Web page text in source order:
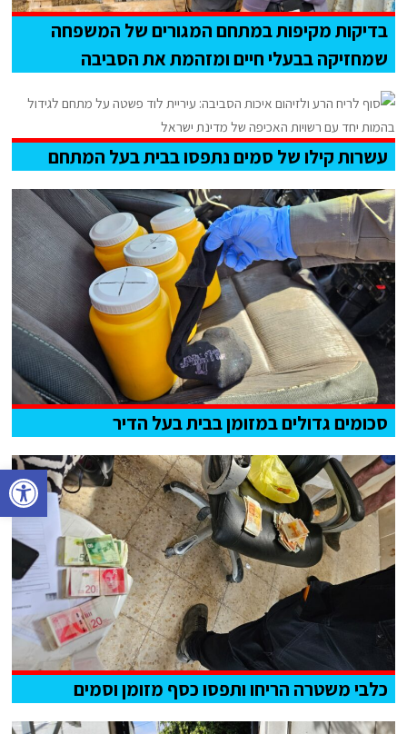
פתח סרגל נגישות
בדיקות מקיפות במתחם המגורים של המשפחה
שמחזיקה בבעלי חיים ומזהמת את הסביבה
עשרות קילו של סמים נתפסו בבית בעל המתחם
סכומים גדולים במזומן בבית בעל הדיר
כלבי משטרה הריחו ותפסו כסף מזומן וסמים